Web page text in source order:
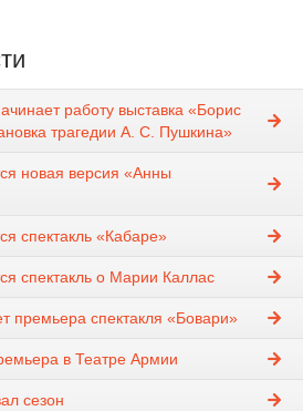
работу выставка «Борис
трагедии А. С. Пушкина»
новая версия «Анны
спектакль «Кабаре»
спектакль о Марии Каллас
премьера спектакля «Бовари»
в Театре Армии
сезон